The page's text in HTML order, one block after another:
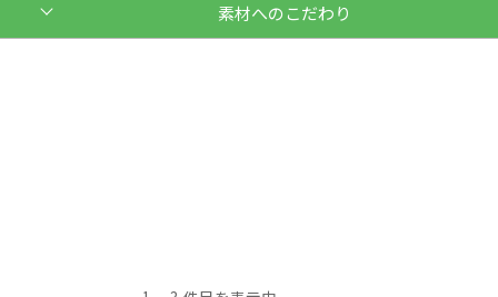
素材へのこだわり